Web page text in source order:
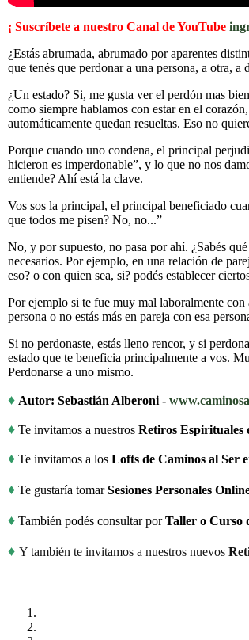
¡ Suscríbete a nuestro Canal de YouTube
¿Estás abrumada, abrumado por aparentes
que tenés que perdonar a una persona, a otra,
¿Un estado? Si, me gusta ver el perdón mas
como siempre hablamos con estar en el
automáticamente quedan resueltas. Eso no
Porque cuando uno condena, el principal
hicieron es imperdonable”, y lo que no nos
entiende? Ahí está la clave.
Vos sos la principal, el principal beneficiado
que todos me pisen? No, no...”
No, y por supuesto, no pasa por ahí. ¿Sabés
necesarios. Por ejemplo, en una relación de
eso? o con quien sea, si? podés establecer
Por ejemplo si te fue muy mal laboralmente con
persona o no estás más en pareja con esa
Si no perdonaste, estás lleno rencor, y si
estado que te beneficia principalmente a vos.
Perdonarse a uno mismo.
♦ Autor: Sebastián Alberoni -
♦ Te invitamos a nuestros Retiros Espirituales
♦ Te invitamos a los Lofts de Caminos al Ser
♦ Te gustaría tomarSesiones Personales
♦ También podés consultar porTaller o Curso
♦ Y también te invitamos a nuestros nuevos